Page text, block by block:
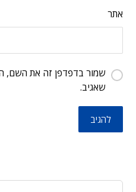
אתר
שמור בדפדפן זה את השם,
שאגיב.
להגיב